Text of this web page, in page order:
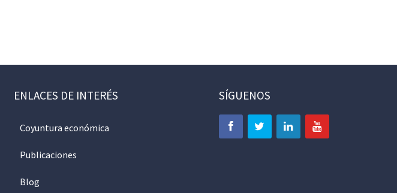
ENLACES DE INTERÉS
Coyuntura económica
Publicaciones
Blog
SÍGUENOS